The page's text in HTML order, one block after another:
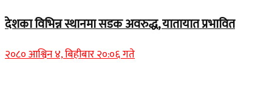
देशका विभिन्न स्थानमा सडक अवरुद्ध, यातायात प्रभावित
२०८० आश्विन ४, बिहीबार २०:०६ गते